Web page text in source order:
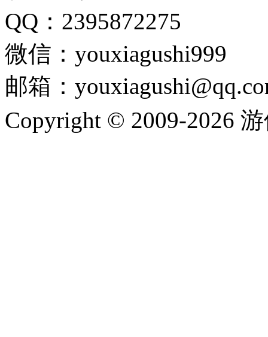
QQ：2395872275
微信：youxiagushi999
邮箱：
Copyright © 2009-2026